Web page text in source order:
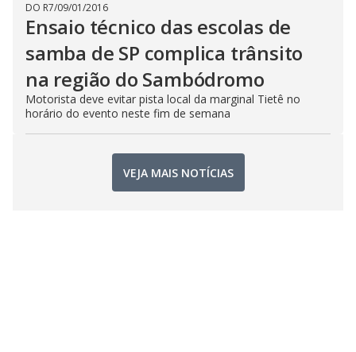
DO R7/09/01/2016
Ensaio técnico das escolas de
samba de SP complica trânsito
na região do Sambódromo
Motorista deve evitar pista local da marginal Tietê no
horário do evento neste fim de semana
VEJA MAIS NOTÍCIAS